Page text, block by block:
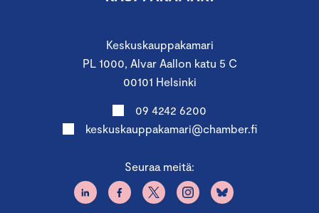
Keskuskauppakamari
PL 1000, Alvar Aallon katu 5 C
00101 Helsinki
09 4242 6200
keskuskauppakamari@chamber.fi
Seuraa meitä: